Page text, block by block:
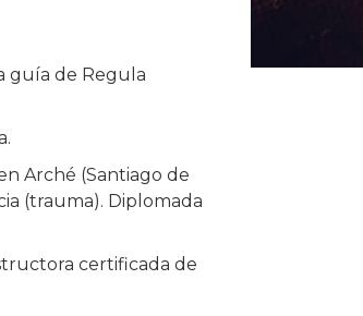
guía de Regula
Arché (Santiago de
(trauma). Diplomada
certificada de